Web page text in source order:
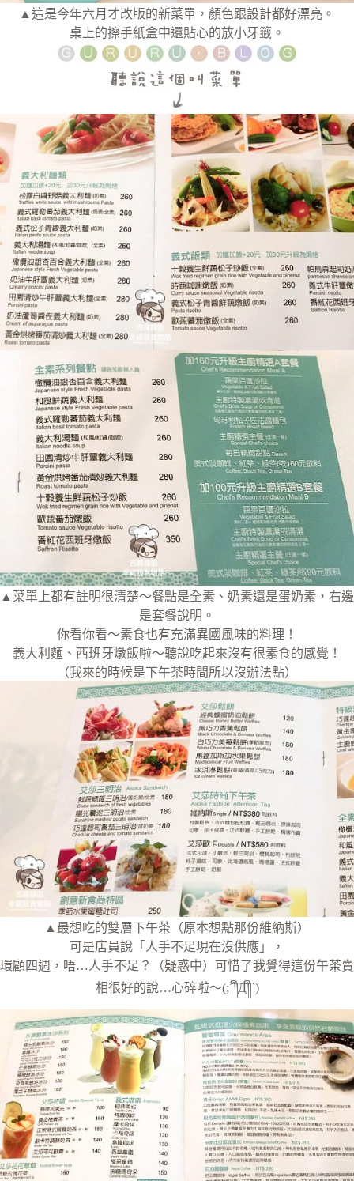
▲這是今年六月才改版的新菜單，顏色跟設計都好漂亮。
桌上的擦手紙盒中還貼心的放小牙籤。
▲菜單上都有註明很清楚～餐點是全素、奶素還是蛋奶素，右邊
是套餐說明。
你看你看～素食也有充滿異國風味的料理！
義大利麵、西班牙燉飯啦～聽說吃起來沒有很素食的感覺！
（我來的時候是下午茶時間所以沒辦法點）
▲最想吃的雙層下午茶（原本想點那份維納斯）
可是店員說「人手不足現在沒供應」，
環顧四週，唔…人手不足？（疑惑中）可惜了我覺得這份午茶賣
相很好的說…心碎啦～(;´༎ຶД༎ຶ`)